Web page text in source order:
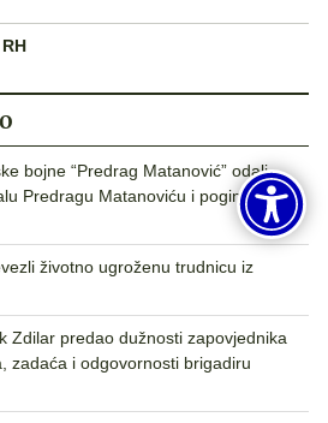
bojne “Predrag Matanović” odali
Predragu Matanoviću i poginulim
životno ugroženu trudnicu iz
Zdilar predao dužnosti zapovjednika
zadaća i odgovornosti brigadiru